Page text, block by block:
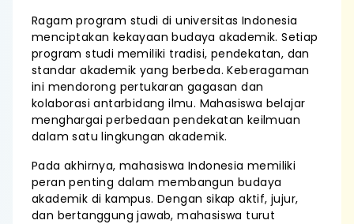
Ragam program studi di universitas Indonesia
menciptakan kekayaan budaya akademik. Setiap
program studi memiliki tradisi, pendekatan, dan
standar akademik yang berbeda. Keberagaman
ini mendorong pertukaran gagasan dan
kolaborasi antarbidang ilmu. Mahasiswa belajar
menghargai perbedaan pendekatan keilmuan
dalam satu lingkungan akademik.
Pada akhirnya, mahasiswa Indonesia memiliki
peran penting dalam membangun budaya
akademik di kampus. Dengan sikap aktif, jujur,
dan bertanggung jawab, mahasiswa turut